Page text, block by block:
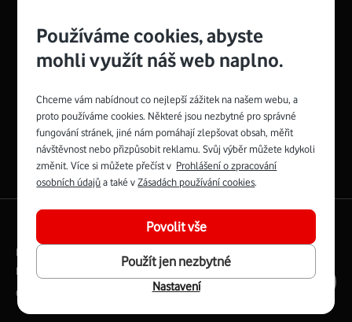
Spojte se s Vodafonem
Facebook
profil
X
profil
Instagram
profil
Youtube
profil
Vodafone
TV
Facebook
LinkedIn
profil
English|Mapa webu
Právní podmínky
Ochrana soukromí
Digitální odpovědnost
Cookies Dokumenty
Copyright © 2026 Vodafone Czech Republic a.s.
Management
and
consultancy
Recruitment
Academy
logo
Top
odpovědná
roku
2024
Platinové
ocenění
EcoVadis
2025
Award
má
První
zelenou
síť
Používáme cookies, abyste
mohli využít náš web naplno.
Chceme vám nabídnout co nejlepší zážitek na našem webu, a
proto používáme cookies. Některé jsou nezbytné pro správné
fungování stránek, jiné nám pomáhají zlepšovat obsah, měřit
návštěvnost nebo přizpůsobit reklamu. Svůj výběr můžete kdykoli
změnit. Více si můžete přečíst v Prohlášení o zpracování
osobních údajůa také vZásadách používání cookies.
Použít jen nezbytné
Povolit vše
Nastavení